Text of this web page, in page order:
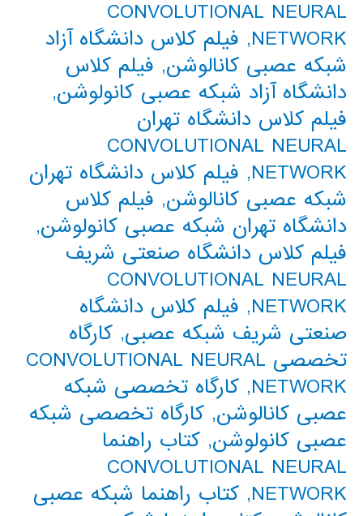
CONVOLUTIONAL NEURAL
NETWORK
, فیلم کلاس دانشگاه آزاد
شبکه عصبی کانالوشن, فیلم کلاس
دانشگاه آزاد شبکه عصبی کانولوشن,
فیلم کلاس دانشگاه تهران
CONVOLUTIONAL NEURAL
NETWORK
, فیلم کلاس دانشگاه تهران
شبکه عصبی کانالوشن, فیلم کلاس
دانشگاه تهران شبکه عصبی کانولوشن,
فیلم کلاس دانشگاه صنعتی شریف
CONVOLUTIONAL NEURAL
NETWORK
, فیلم کلاس دانشگاه
صنعتی شریف شبکه عصبی, کارگاه
تخصصی CONVOLUTIONAL NEURAL
NETWORK
, کارگاه تخصصی شبکه
عصبی کانالوشن, کارگاه تخصصی شبکه
عصبی کانولوشن, کتاب راهنما
CONVOLUTIONAL NEURAL
NETWORK
, کتاب راهنما شبکه عصبی